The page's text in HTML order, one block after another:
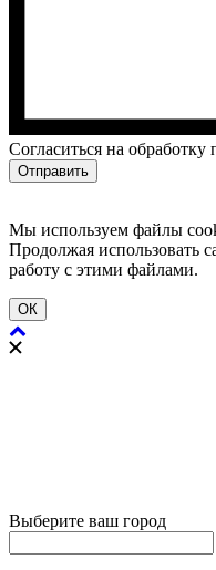
Cогласиться на
Отправить
Мы используем файлы
Продолжая использовать
работу с этими файлами.
ОК
Выберите ваш город